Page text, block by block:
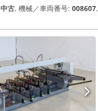
中古, 機械／車両番号: 008607,